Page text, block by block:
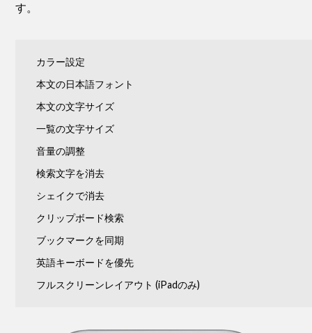
す。
カラー設定
本文の日本語フォント
本文の文字サイズ
一覧の文字サイズ
音量の調整
検索文字を消去
シェイクで消去
クリップボード検索
ブックマークを同期
英語キーボードを優先
フルスクリーンレイアウト (iPadのみ)